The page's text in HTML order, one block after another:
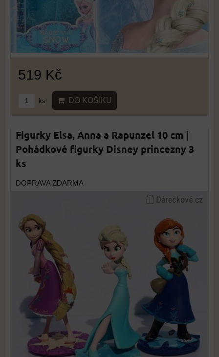
519 Kč
ks DO KOŠÍKU
Figurky Elsa, Anna a Rapunzel 10 cm |
Pohádkové figurky Disney princezny 3
ks
DOPRAVA ZDARMA